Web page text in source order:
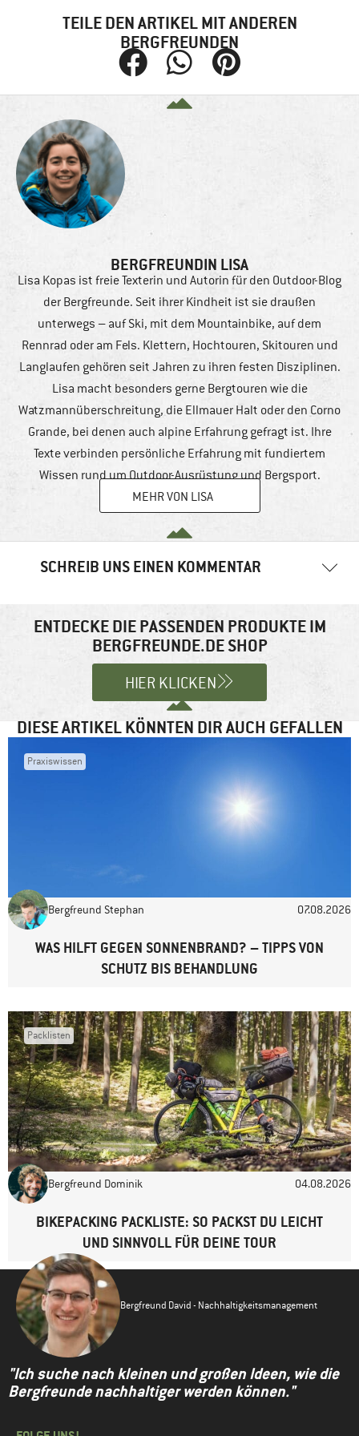
TEILE DEN ARTIKEL MIT ANDEREN
BERGFREUNDEN
BERGFREUNDIN LISA
Lisa Kopas ist freie Texterin und Autorin für den Outdoor-Blog
der Bergfreunde. Seit ihrer Kindheit ist sie draußen
unterwegs – auf Ski, mit dem Mountainbike, auf dem
Rennrad oder am Fels. Klettern, Hochtouren, Skitouren und
Langlaufen gehören seit Jahren zu ihren festen Disziplinen.
Lisa macht besonders gerne Bergtouren wie die
Watzmannüberschreitung, die Ellmauer Halt oder den Corno
Grande, bei denen auch alpine Erfahrung gefragt ist. Ihre
Texte verbinden persönliche Erfahrung mit fundiertem
Wissen rund um Outdoor-Ausrüstung und Bergsport.
MEHR VON LISA
SCHREIB UNS EINEN KOMMENTAR
Felder sind mit*markiert
Website
ENTDECKE DIE PASSENDEN PRODUKTE IM
BERGFREUNDE.DE SHOP
HIER KLICKEN
DIESE ARTIKEL KÖNNTEN DIR AUCH GEFALLEN
Praxiswissen
Bergfreund Stephan 07.08.2026
WAS HILFT GEGEN SONNENBRAND? – TIPPS VON
SCHUTZ BIS BEHANDLUNG
Packlisten
Bergfreund Dominik 04.08.2026
BIKEPACKING PACKLISTE: SO PACKST DU LEICHT
UND SINNVOLL FÜR DEINE TOUR
Bergfreund David - Nachhaltigkeitsmanagement
"Ich suche nach kleinen und großen Ideen, wie die
Bergfreunde nachhaltiger werden können."